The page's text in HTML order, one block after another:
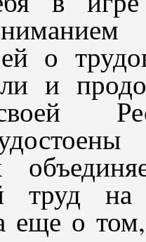
о
и
труд
еще о